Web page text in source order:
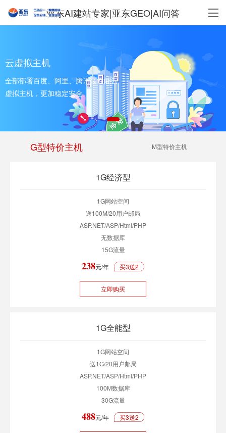
亚东AI建站专家|亚东GEO|AI问答
云虚拟主机
全部部署百度、阿里、腾讯高性能云
虚拟主机，更加稳定安全
G型特价主机 M型特价主机
1G经济型
1G网站空间
送100M/20用户邮局
ASP.NET/ASP/Html/PHP
无数据库
15G流量
238元/年 买3送2
立即购买
1G全能型
1G网站空间
送1G/20用户邮局
ASP.NET/ASP/Html/PHP
100M数据库
30G流量
488元/年 买3送2